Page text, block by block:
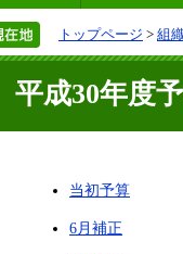
トップページ > 組
平成30年度
当初予算
6月補正